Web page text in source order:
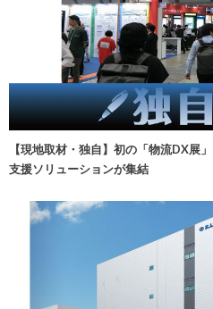
【現地取材・独自】初の「物流DX展
支援ソリューションが集結